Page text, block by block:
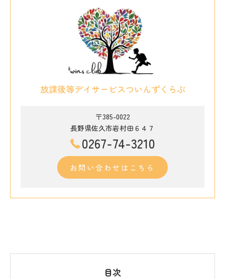
放課後等デイサービスついんずくらぶ
〒385-0022
長野県佐久市岩村田６４７
0267-74-3210
お問い合わせはこちら
目次